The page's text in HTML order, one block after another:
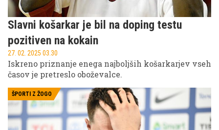
Slavni košarkar je bil na doping testu
pozitiven na kokain
27. 02. 2025 03.30
Iskreno priznanje enega najboljših košarkarjev vseh
časov je pretreslo oboževalce.
ŠPORTI Z ŽOGO